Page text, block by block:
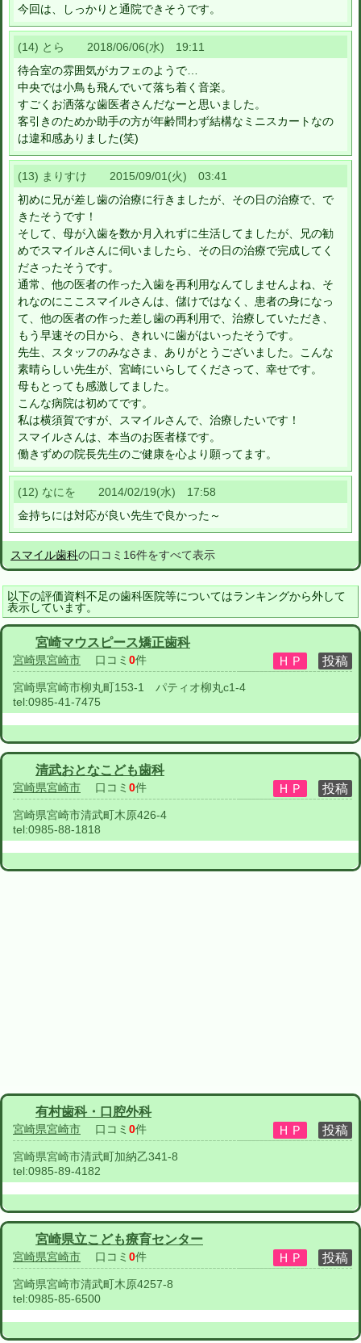
今回は、しっかりと通院できそうです。
(14) とら 2018/06/06(水) 19:11
待合室の雰囲気がカフェのようで…
中央では小鳥も飛んでいて落ち着く音楽。
すごくお洒落な歯医者さんだなーと思いました。
客引きのためか助手の方が年齢問わず結構なミニスカートなの
は違和感ありました(笑)
(13) まりすけ 2015/09/01(火) 03:41
初めに兄が差し歯の治療に行きましたが、その日の治療で、で
きたそうです！
そして、母が入歯を数か月入れずに生活してましたが、兄の勧
めでスマイルさんに伺いましたら、その日の治療で完成してく
ださったそうです。
通常、他の医者の作った入歯を再利用なんてしませんよね、そ
れなのにここスマイルさんは、儲けではなく、患者の身になっ
て、他の医者の作った差し歯の再利用で、治療していただき、
もう早速その日から、きれいに歯がはいったそうです。
先生、スタッフのみなさま、ありがとうございました。こんな
素晴らしい先生が、宮崎にいらしてくださって、幸せです。
母もとっても感激してました。
こんな病院は初めてです。
私は横須賀ですが、スマイルさんで、治療したいです！
スマイルさんは、本当のお医者様です。
働きずめの院長先生のご健康を心より願ってます。
(12) なにを 2014/02/19(水) 17:58
金持ちには対応が良い先生で良かった～
スマイル歯科の口コミ16件をすべて表示
以下の評価資料不足の歯科医院等についてはランキングから外して
表示しています。
宮崎マウスピース矯正歯科
宮崎県宮崎市 口コミ 0件
宮崎県宮崎市柳丸町153-1 パティオ柳丸c1-4
tel:0985-41-7475
清武おとなこども歯科
宮崎県宮崎市 口コミ 0件
宮崎県宮崎市清武町木原426-4
tel:0985-88-1818
有村歯科・口腔外科
宮崎県宮崎市 口コミ 0件
宮崎県宮崎市清武町加納乙341-8
tel:0985-89-4182
宮崎県立こども療育センター
宮崎県宮崎市 口コミ 0件
宮崎県宮崎市清武町木原4257-8
tel:0985-85-6500